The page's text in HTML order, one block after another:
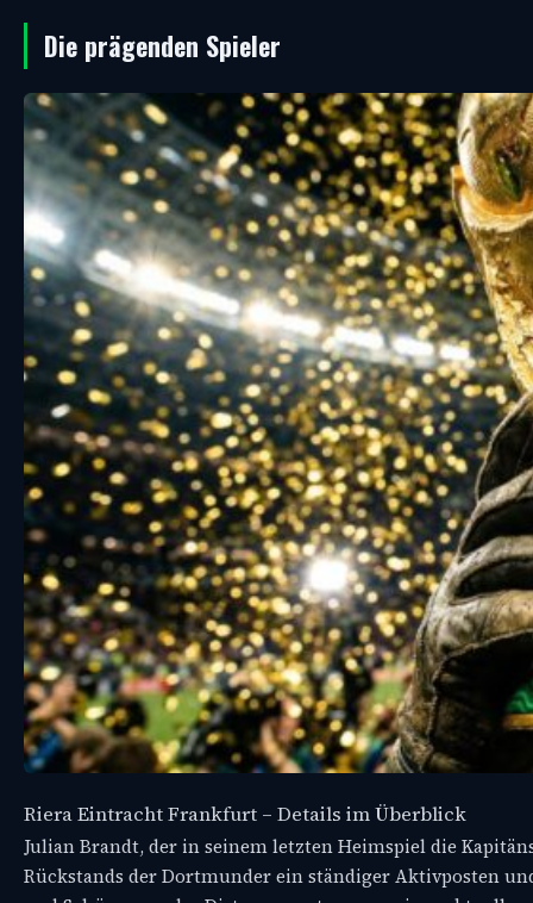
Die prägenden Spieler
Riera Eintracht Frankfurt – Details im Überblick
Julian Brandt, der in seinem letzten Heimspiel die
Rückstands der Dortmunder ein ständiger Aktivposten